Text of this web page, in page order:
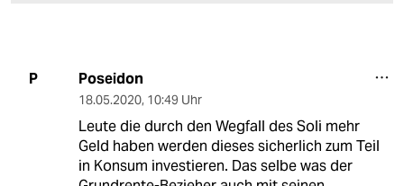
P Poseidon
18.05.2020, 10:49 Uhr
Leute die durch den Wegfall des Soli mehr
Geld haben werden dieses sicherlich zum Teil
in Konsum investieren. Das selbe was der